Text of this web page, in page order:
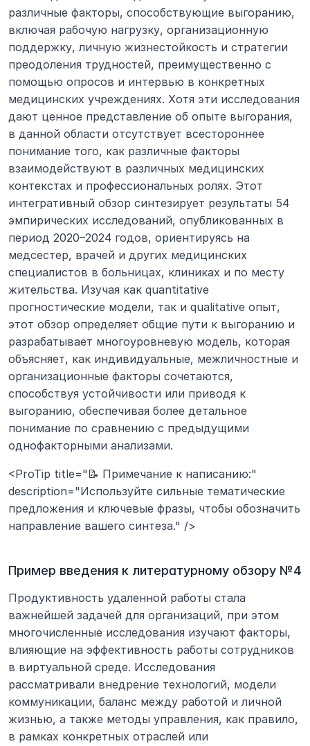
различные факторы, способствующие выгоранию,
включая рабочую нагрузку, организационную
поддержку, личную жизнестойкость и стратегии
преодоления трудностей, преимущественно с
помощью опросов и интервью в конкретных
медицинских учреждениях. Хотя эти исследования
дают ценное представление об опыте выгорания,
в данной области отсутствует всестороннее
понимание того, как различные факторы
взаимодействуют в различных медицинских
контекстах и профессиональных ролях. Этот
интегративный обзор синтезирует результаты 54
эмпирических исследований, опубликованных в
период 2020–2024 годов, ориентируясь на
медсестер, врачей и других медицинских
специалистов в больницах, клиниках и по месту
жительства. Изучая как quantitative
прогностические модели, так и qualitative опыт,
этот обзор определяет общие пути к выгоранию и
разрабатывает многоуровневую модель, которая
объясняет, как индивидуальные, межличностные и
организационные факторы сочетаются,
способствуя устойчивости или приводя к
выгоранию, обеспечивая более детальное
понимание по сравнению с предыдущими
однофакторными анализами.
<ProTip title="📝 Примечание к написанию:"
description="Используйте сильные тематические
предложения и ключевые фразы, чтобы обозначить
направление вашего синтеза." />
Пример введения к литературному обзору №4
Продуктивность удаленной работы стала
важнейшей задачей для организаций, при этом
многочисленные исследования изучают факторы,
влияющие на эффективность работы сотрудников
в виртуальной среде. Исследования
рассматривали внедрение технологий, модели
коммуникации, баланс между работой и личной
жизнью, а также методы управления, как правило,
в рамках конкретных отраслей или